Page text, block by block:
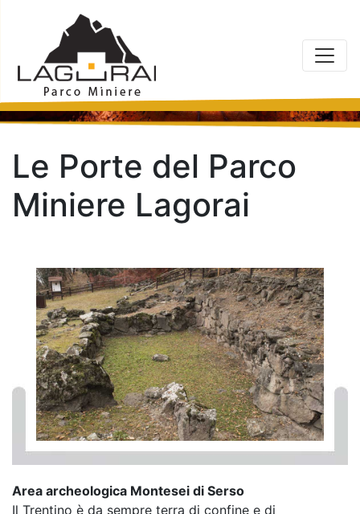
Le Porte del Parco
Miniere Lagorai
Area archeologica Montesei di Serso
Il Trentino è da sempre terra di confine e di